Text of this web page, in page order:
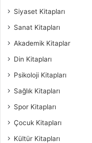
Siyaset Kitapları
Sanat Kitapları
Akademik Kitaplar
Din Kitapları
Psikoloji Kitapları
Sağlık Kitapları
Spor Kitapları
Çocuk Kitapları
Kültür Kitapları